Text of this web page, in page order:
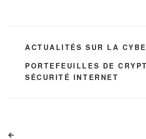
CATÉGORIES
ACTUALITÉS SUR LA
ÉTIQUETTES
PORTEFEUILLES DE
SÉCURITÉ INTERNET